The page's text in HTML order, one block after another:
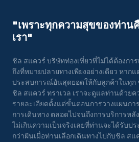
"เพราะทุกความสุขของท่าน
เรา"
ชิล สแควร์ บริษัทท่องเที่ยวที่ไม่ได้ต้องกา
ถึงที่หมายปลายทางเพียงอย่างเดียว หาก
ประสบการณ์อันสุดยอดให้กับลูกค้าในทุก
ชิล สแควร์ ทราเวล เราจะดูแลท่านด้วย
รายละเอียดตั้งแต่ขั้นตอนการวางแผนกา
การเดินทาง ตลอดไปจนถึงการบริการห
ไม่เกินความเป็นจริงเลยที่ท่านจะได้รับป
กว่าฝันเมื่อท่านเลือกเดินทางไปกับชิล สแ